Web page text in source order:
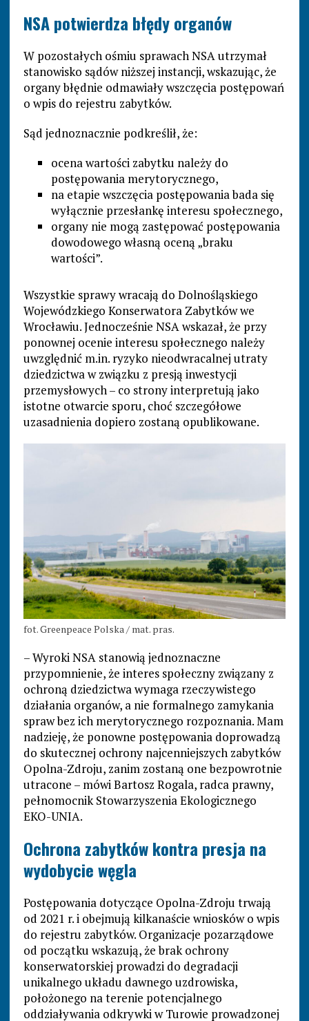
NSA potwierdza błędy organów
W pozostałych ośmiu sprawach NSA utrzymał
stanowisko sądów niższej instancji, wskazując, że
organy błędnie odmawiały wszczęcia postępowań
o wpis do rejestru zabytków.
Sąd jednoznacznie podkreślił, że:
ocena wartości zabytku należy do
postępowania merytorycznego,
na etapie wszczęcia postępowania bada się
wyłącznie przesłankę interesu społecznego,
organy nie mogą zastępować postępowania
dowodowego własną oceną „braku
wartości”.
Wszystkie sprawy wracają do Dolnośląskiego
Wojewódzkiego Konserwatora Zabytków we
Wrocławiu. Jednocześnie NSA wskazał, że przy
ponownej ocenie interesu społecznego należy
uwzględnić m.in. ryzyko nieodwracalnej utraty
dziedzictwa w związku z presją inwestycji
przemysłowych – co strony interpretują jako
istotne otwarcie sporu, choć szczegółowe
uzasadnienia dopiero zostaną opublikowane.
fot. Greenpeace Polska / mat. pras.
– Wyroki NSA stanowią jednoznaczne
przypomnienie, że interes społeczny związany z
ochroną dziedzictwa wymaga rzeczywistego
działania organów, a nie formalnego zamykania
spraw bez ich merytorycznego rozpoznania. Mam
nadzieję, że ponowne postępowania doprowadzą
do skutecznej ochrony najcenniejszych zabytków
Opolna-Zdroju, zanim zostaną one bezpowrotnie
utracone – mówi Bartosz Rogala, radca prawny,
pełnomocnik Stowarzyszenia Ekologicznego
EKO-UNIA.
Ochrona zabytków kontra presja na
wydobycie węgla
Postępowania dotyczące Opolna-Zdroju trwają
od 2021 r. i obejmują kilkanaście wniosków o wpis
do rejestru zabytków. Organizacje pozarządowe
od początku wskazują, że brak ochrony
konserwatorskiej prowadzi do degradacji
unikalnego układu dawnego uzdrowiska,
położonego na terenie potencjalnego
oddziaływania odkrywki w Turowie prowadzonej